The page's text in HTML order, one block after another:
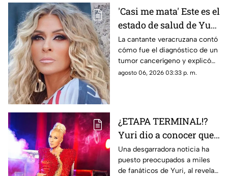
'Casi me mata' Este es el
estado de salud de Yuri
tras confirmar un
TUMOR cancerígeno
La cantante veracruzana contó
cómo fue el diagnóstico de un
tumor cancerígeno y explicó
cuál es su estado de salud.
agosto 06, 2026 03:33 p. m.
¿ETAPA TERMINAL!?
Yuri dio a conocer que
fue diagnosticada con
cáncer; esto se sabe
Una desgarradora noticia ha
puesto preocupados a miles
de fanáticos de Yuri, al revelar